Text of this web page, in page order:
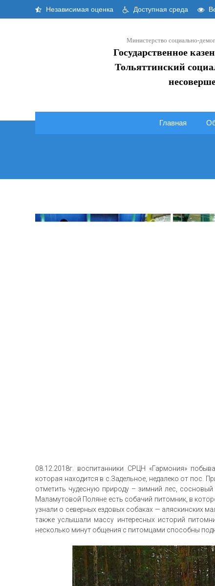
Независимая оценка Доступная среда
Министерство социально-
Государственное
Тольяттинский
Главная
08.12.2018г. воспитанники СРЦН «Гармония»
которая находится в с.Задельное, недалеко от пос.
отметить чудесную природу – зимний лес,
Маламутовой Поляне есть собачий питомник, в
узнали о северных ездовых собаках — аляскинских
также услышали массу интересных историй
несколько минут общения с питомцами способны